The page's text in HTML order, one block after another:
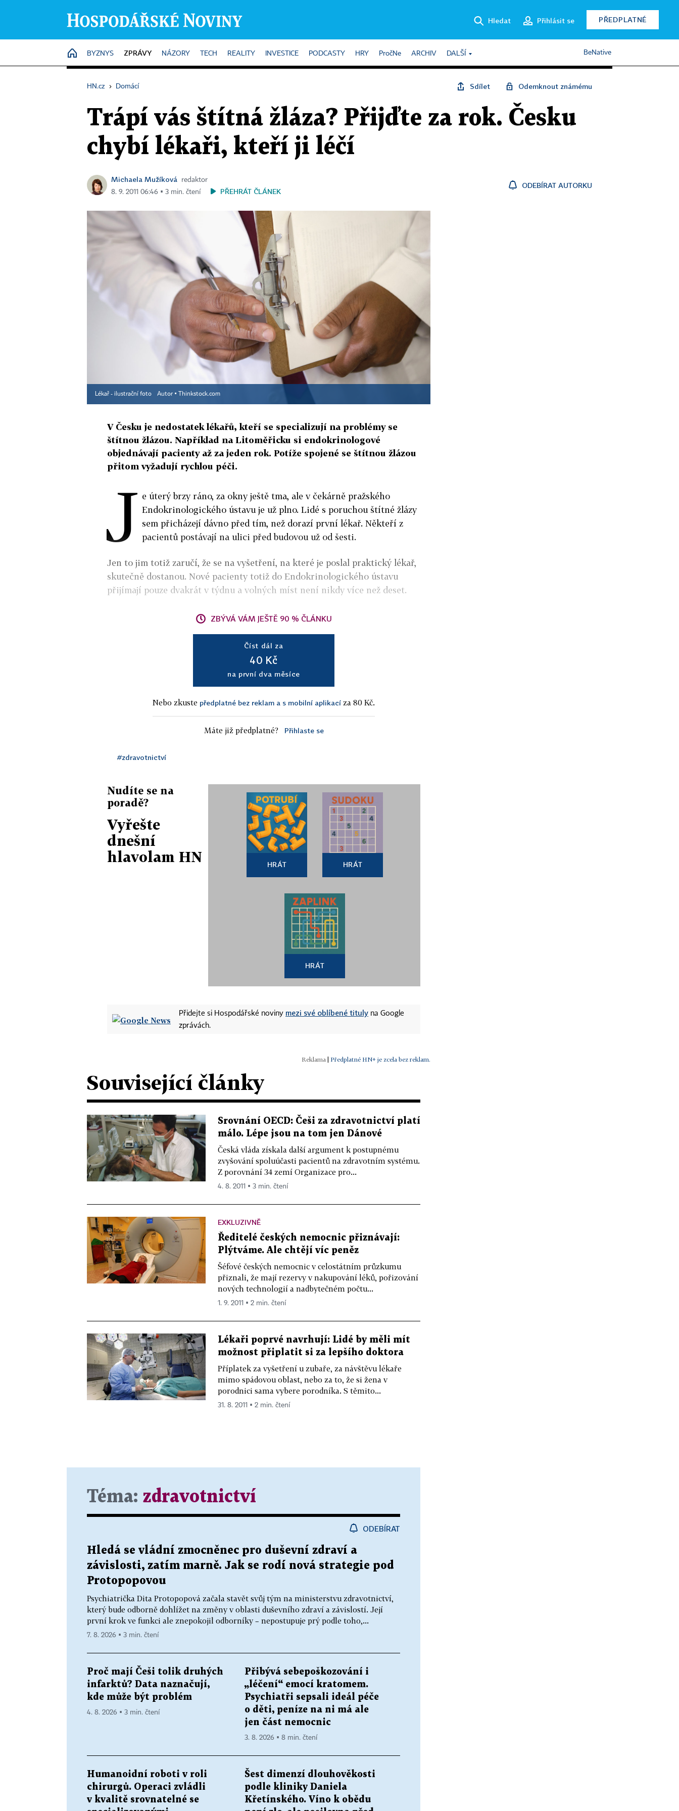
Hledat Přihlásit se PŘEDPLATNÉ
HOME
BYZNYS ZPRÁVY NÁZORY TECH REALITY INVESTICE PODCASTY HRY PročNe ARCHIV DALŠÍ BeNative
HN.cz › Domácí Sdílet Odemknout známému
Trápí vás štítná žláza? Přijďte za rok. Česku
chybí lékaři, kteří ji léčí
Michaela Mužíková
redaktor
8. 9. 2011 06:46 ▪ 3 min. čtení
PŘEHRÁT ČLÁNEK
ODEBÍRAT AUTORKU
Lékař - ilustrační foto Autor ▪ Thinkstock.com
V Česku je nedostatek lékařů, kteří se specializují na problémy se
štítnou žlázou. Například na Litoměřicku si endokrinologové
objednávají pacienty až za jeden rok. Potíže spojené se štítnou žlázou
přitom vyžadují rychlou péči.
J e úterý brzy ráno, za okny ještě tma, ale v čekárně pražského
Endokrinologického ústavu je už plno. Lidé s poruchou štítné žlázy
sem přicházejí dávno před tím, než dorazí první lékař. Někteří z
pacientů postávají na ulici před budovou už od šesti.
Jen to jim totiž zaručí, že se na vyšetření, na které je poslal praktický lékař,
skutečně dostanou. Nové pacienty totiž do Endokrinologického ústavu
přijímají pouze dvakrát v týdnu a volných míst není nikdy více než deset.
ZBÝVÁ VÁM JEŠTĚ 90 % ČLÁNKU
Číst dál za
40 Kč
na první dva měsíce
Nebo zkuste předplatné bez reklam a s mobilní aplikací za 80 Kč.
Máte již předplatné? Přihlaste se
#zdravotnictví
Nudíte se na
poradě?
Vyřešte
dnešní
hlavolam HN
HRÁT HRÁT
HRÁT
Přidejte si Hospodářské noviny mezi své oblíbené tituly na Google
zprávách.
| Předplatné HN+ je zcela bez reklam.
Související články
Srovnání OECD: Češi za zdravotnictví platí
málo. Lépe jsou na tom jen Dánové
Česká vláda získala další argument k postupnému
zvyšování spoluúčasti pacientů na zdravotním systému.
Z porovnání 34 zemí Organizace pro...
4. 8. 2011 ▪ 3 min. čtení
EXKLUZIVNĚ
Ředitelé českých nemocnic přiznávají:
Plýtváme. Ale chtějí víc peněz
Šéfové českých nemocnic v celostátním průzkumu
přiznali, že mají rezervy v nakupování léků, pořizování
nových technologií a nadbytečném počtu...
1. 9. 2011 ▪ 2 min. čtení
Lékaři poprvé navrhují: Lidé by měli mít
možnost připlatit si za lepšího doktora
Příplatek za vyšetření u zubaře, za návštěvu lékaře
mimo spádovou oblast, nebo za to, že si žena v
porodnici sama vybere porodníka. S těmito...
31. 8. 2011 ▪ 2 min. čtení
Téma: zdravotnictví
ODEBÍRAT
Hledá se vládní zmocněnec pro duševní zdraví a
závislosti, zatím marně. Jak se rodí nová strategie pod
Protopopovou
Psychiatrička Dita Protopopová začala stavět svůj tým na ministerstvu zdravotnictví,
který bude odborně dohlížet na změny v oblasti duševního zdraví a závislostí. Její
první krok ve funkci ale znepokojil odborníky – nepostupuje prý podle toho,...
7. 8. 2026 ▪ 3 min. čtení
Proč mají Češi tolik druhých
infarktů? Data naznačují,
kde může být problém
4. 8. 2026 ▪ 3 min. čtení
Přibývá sebepoškozování i
„léčení“ emocí kratomem.
Psychiatři sepsali ideál péče
o děti, peníze na ni má ale
jen část nemocnic
3. 8. 2026 ▪ 8 min. čtení
Humanoidní roboti v roli
chirurgů. Operaci zvládli
v kvalitě srovnatelné se
Šest dimenzí dlouhověkosti
podle kliniky Daniela
Křetínského. Víno k obědu